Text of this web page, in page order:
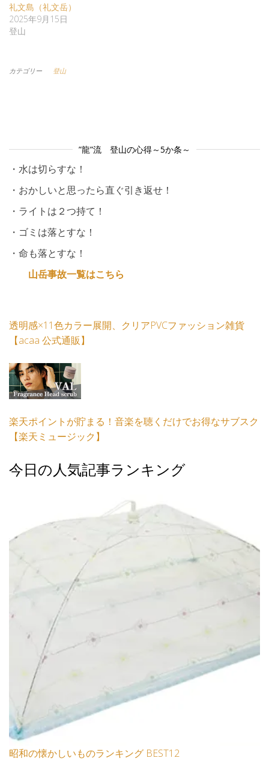
礼文島（礼文岳）
2025年9月15日
登山
カテゴリー 登山
”龍”流 登山の心得～5か条～
・水は切らすな！
・おかしいと思ったら直ぐ引き返せ！
・ライトは２つ持て！
・ゴミは落とすな！
・命も落とすな！
山岳事故一覧はこちら
透明感×11色カラー展開、クリアPVCファッション雑貨
【acaa 公式通販】
楽天ポイントが貯まる！音楽を聴くだけでお得なサブスク
【楽天ミュージック】
今日の人気記事ランキング
昭和の懐かしいものランキング BEST12